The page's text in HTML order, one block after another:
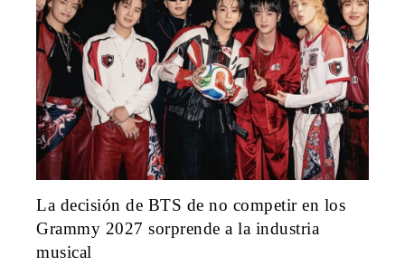
La decisión de BTS de no competir en los
Grammy 2027 sorprende a la industria
musical